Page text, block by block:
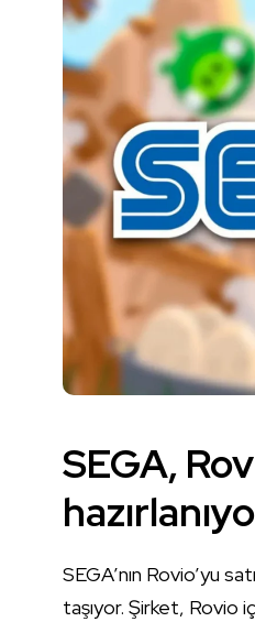
SEGA,
SEGA’nın Rovio’yu
taşıyor. Şirket, Rovio